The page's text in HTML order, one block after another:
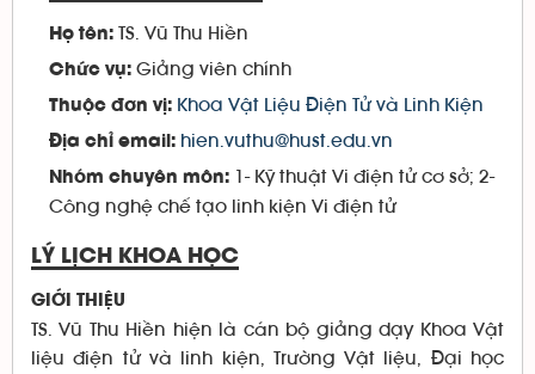
Họ tên: TS. Vũ Thu Hiền
Chức vụ: Giảng viên chính
Thuộc đơn vị: Khoa Vật Liệu Điện Tử và Linh Kiện
Địa chỉ email: hien.vuthu@hust.edu.vn
Nhóm chuyên môn: 1- Kỹ thuật Vi điện tử cơ sở; 2-
Công nghệ chế tạo linh kiện Vi điện tử
LÝ LỊCH KHOA HỌC
GIỚI THIỆU
TS. Vũ Thu Hiền hiện là cán bộ giảng dạy Khoa Vật
liệu điện tử và linh kiện, Trường Vật liệu, Đại học